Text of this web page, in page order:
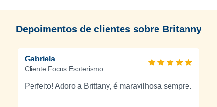
Depoimentos de clientes sobre Britanny
Gabriela
Cliente Focus Esoterismo
Perfeito! Adoro a Brittany, é maravilhosa sempre.